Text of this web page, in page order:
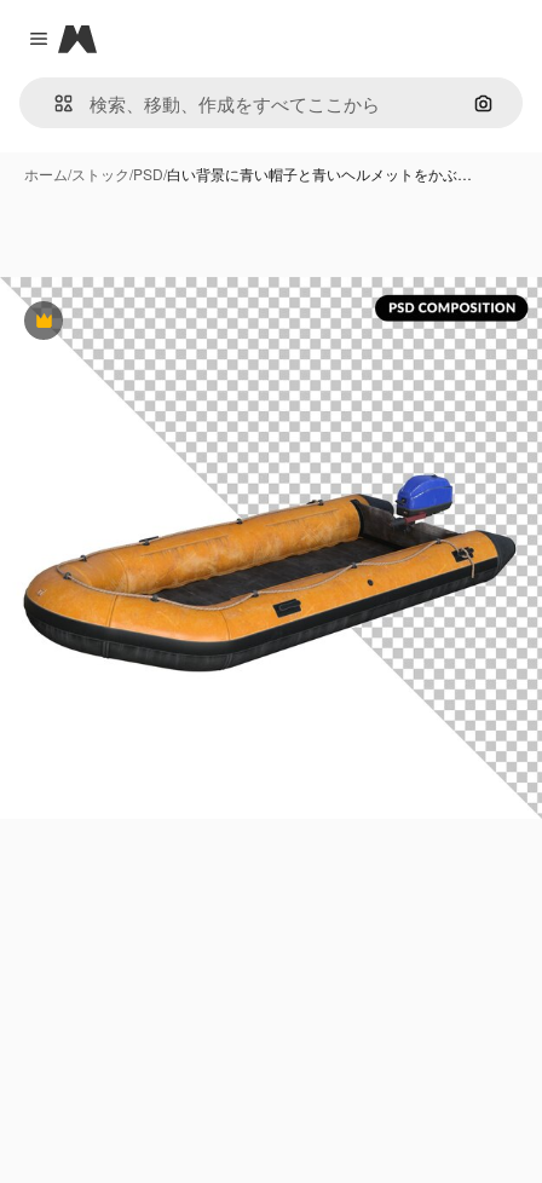
Close menu
Magnific
画像で
ホーム/ストック/PSD/白い背景に青い帽子と青いヘルメットをかぶ…
Premium